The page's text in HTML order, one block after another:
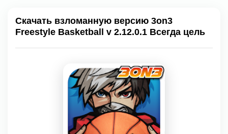
Скачать взломанную версию 3on3
Freestyle Basketball v 2.12.0.1 Всегда цель